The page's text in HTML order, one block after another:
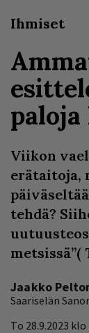
Ihmiset
Viikon
erätaitoja,
tehdä?
metsissä”(
Jaakko
Saariselän
To 28.9.2023 klo